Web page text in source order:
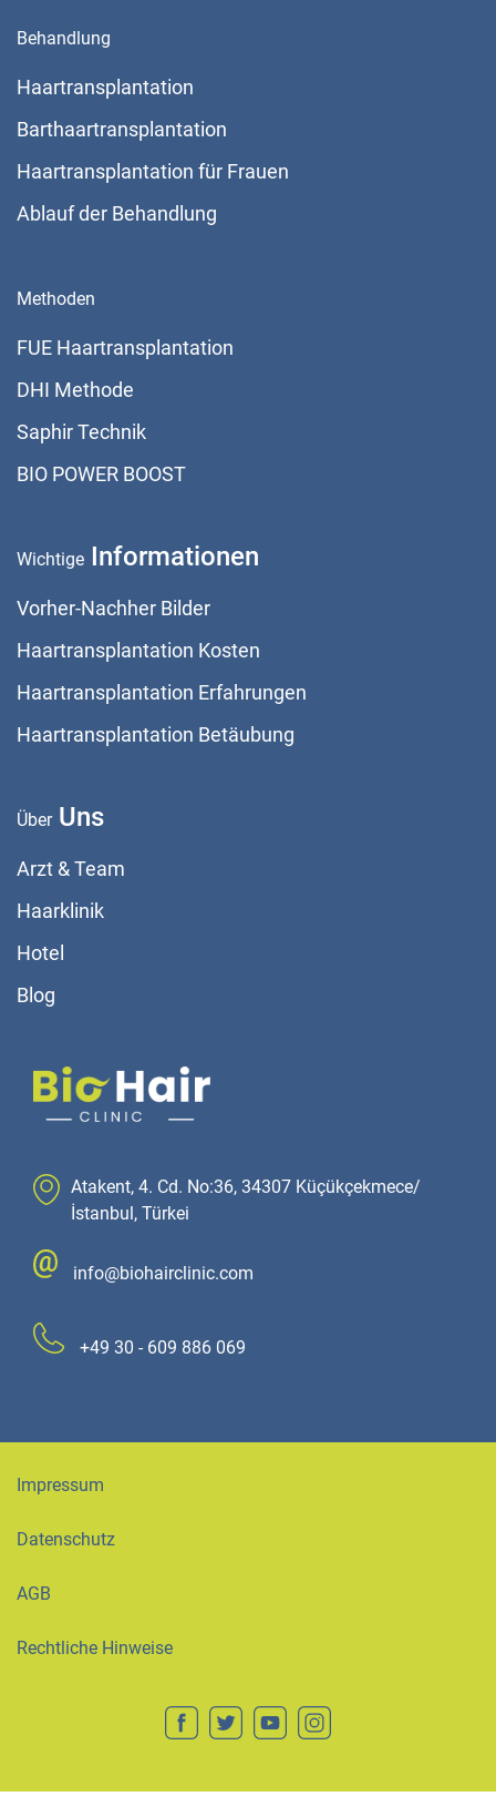
Behandlung
Haartransplantation
Barthaartransplantation
Haartransplantation für Frauen
Ablauf der Behandlung
Methoden
FUE Haartransplantation
DHI Methode
Saphir Technik
BIO POWER BOOST
Wichtige Informationen
Vorher-Nachher Bilder
Haartransplantation Kosten
Haartransplantation Erfahrungen
Haartransplantation Betäubung
ÜberUns
Arzt & Team
Haarklinik
Hotel
Blog
Atakent, 4. Cd. No:36, 34307 Küçükçekmece/
İstanbul, Türkei
info@biohairclinic.com
+49 30 - 609 886 069
Impressum
Datenschutz
AGB
Rechtliche Hinweise